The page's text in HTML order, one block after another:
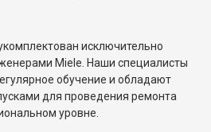
исключительно
Miele. Наши специалисты
обучение и обладают
для проведения ремонта
уровне.